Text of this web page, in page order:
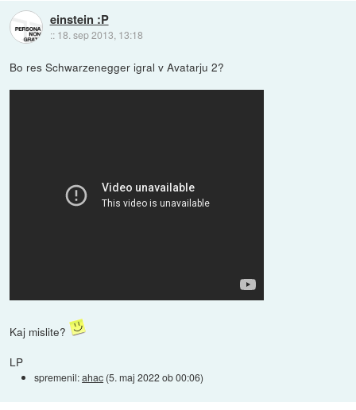
einstein :P
:: 18. sep 2013, 13:18
Bo res Schwarzenegger igral v Avatarju 2?
Kaj mislite?
LP
spremenil:ahac (5. maj 2022 ob 00:06)